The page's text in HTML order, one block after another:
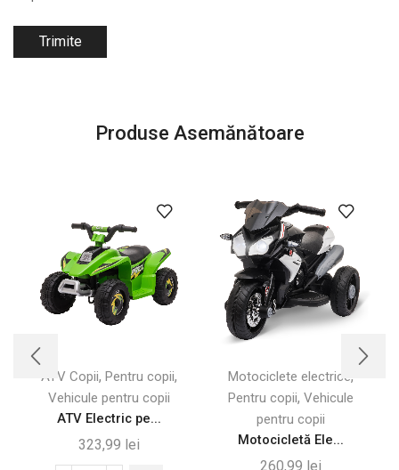
Produse Asemănătoare
ATV Copii, Pentru copii,
Vehicule pentru copii
ATV Electric pe...
323,99 lei
Motociclete electrice,
Pentru copii, Vehicule
pentru copii
Motocicletă Ele...
260,99 lei